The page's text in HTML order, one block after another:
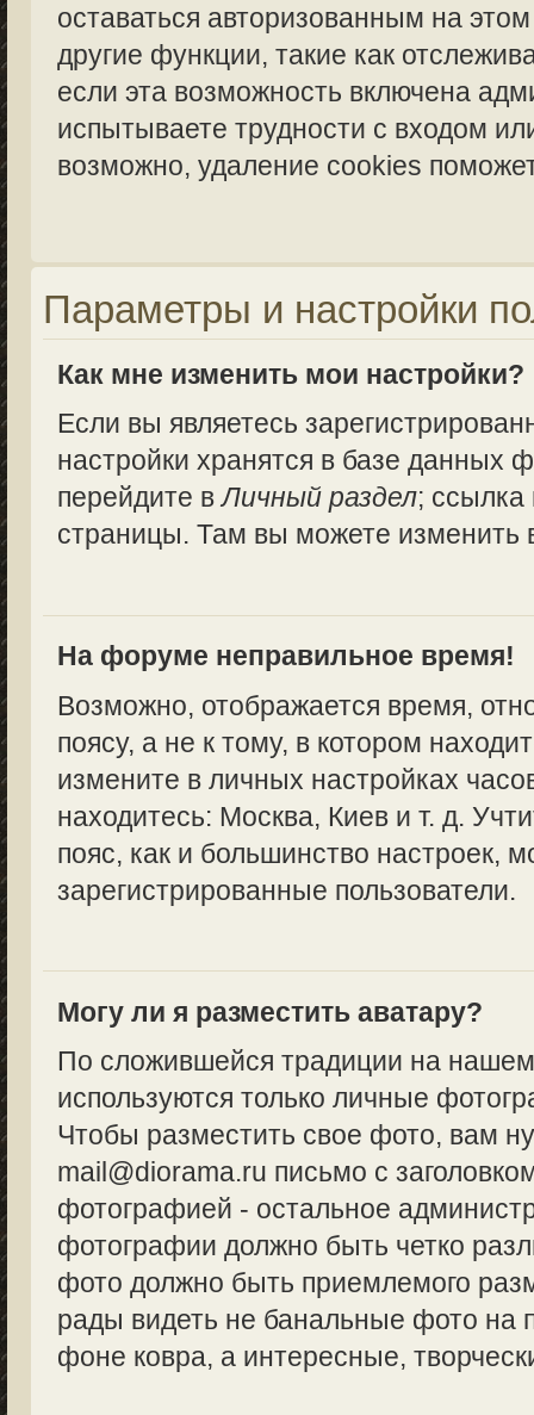
оставаться авторизованным на
другие функции, такие как
если эта возможность включена
испытываете трудности с входом
возможно, удаление cookies
Параметры и настройки
Как мне изменить мои настройки?
Если вы являетесь
настройки хранятся в базе данных
перейдите вЛичный раздел; ссылка
страницы. Там вы можете изменить
На форуме неправильное время!
Возможно, отображается время,
поясу, а не к тому, в котором
измените в личных настройках
находитесь: Москва, Киев и т. д.
пояс, как и большинство настроек,
зарегистрированные пользователи.
Могу ли я разместить аватару?
По сложившейся традиции на
используются только личные
Чтобы разместить свое фото, вам
mail@diorama.ru письмо с
фотографией - остальное
фотографии должно быть четко
фото должно быть приемлемого
рады видеть не банальные фото на
фоне ковра, а интересные,